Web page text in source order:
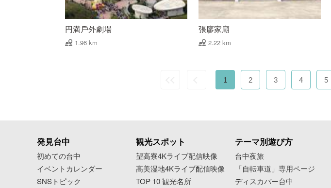
円満戶外劇場
1.96 km
張廖家廟
2.22 km
1 2 3 4 5
発見台中
初めての台中
イベントカレンダー
SNSトピック
観光スポット
望高寮4Kライブ配信映像
高美湿地4Kライブ配信映像
TOP 10 観光名所
テーマ別遊び方
台中夜旅
「自転車道」専用ページ
ディスカバー台中